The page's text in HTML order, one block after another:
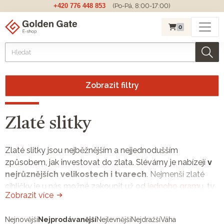
+420 776 448 853 (Po-Pá, 8:00-17:00)
0
Zobrazit filtry
Zlaté slitky
Zlaté slitky jsou nejběžnějším a nejjednodušším
způsobem, jak investovat do zlata. Slévárny je nabízejí v
nejrůznějších velikostech i tvarech. Nejmenší zlaté
cihličky je u nás možné zakoupit už od jednoho gramu , ty
největší váží i jeden kilogram
Zobrazit více
NejnovějšíNejprodávanějšíNejlevnějšíNejdražšíVáha